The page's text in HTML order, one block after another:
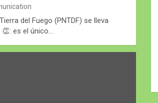
del Fuego (PNTDF) se lleva
es el único…